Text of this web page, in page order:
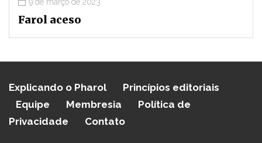
Farol aceso
Explicando o Pharol
Princípios editoriais
Equipe
Membresia
Política de
Privacidade
Contato